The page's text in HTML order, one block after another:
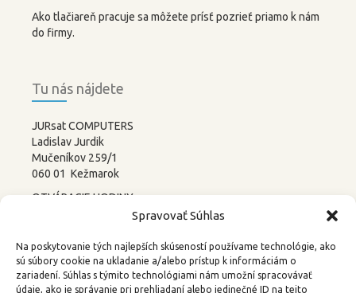
Spravovať Súhlas
Na poskytovanie tých najlepších skúseností používame technológie, ako
sú súbory cookie na ukladanie a/alebo prístup k informáciám o
zariadení. Súhlas s týmito technológiami nám umožní spracovávať
údaje, ako je správanie pri prehliadaní alebo jedinečné ID na tejto
Ako tlačiareň pracuje sa môžete prísť pozrieť priamo k nám
do firmy.
Tu nás nájdete
JURsat COMPUTERS
Ladislav Jurdik
Mučeníkov 259/1
060 01 Kežmarok
OTVÁRACIE HODINY:
PONDELOK – PIATOK
SOBOTA – NEDEĽA
ZATVORENÉ
tel.: 052 4522367, 0905 219488